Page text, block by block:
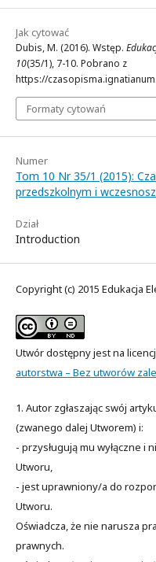
Jak cytować
Dubis, M. (2016). Wstęp.
10(35/1), 7-10. Pobrano z
https://
Formaty cytowań
Numer
Tom 10 Nr 35/1 (2015):
przedszkolnym i
Dział
Introduction
Copyright (c) 2015 Edukacja
Utwór dostępny jest na
autorstwa – Bez utworów
1. Autor zgłaszając swój
(zwanego dalej Utworem) i:
- przysługują mu wyłączne
Utworu,
- jest uprawniony/a do
Utworu.
Oświadcza, że nie narusza
prawnych.